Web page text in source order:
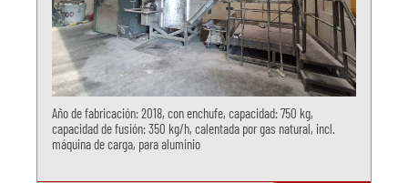
Año de fabricación: 2018, con enchufe, capacidad: 750 kg,
capacidad de fusión: 350 kg/h, calentada por gas natural, incl.
máquina de carga, para aluminio